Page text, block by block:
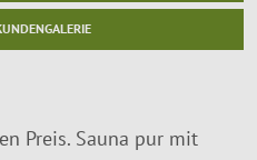
Preis. Sauna pur mit